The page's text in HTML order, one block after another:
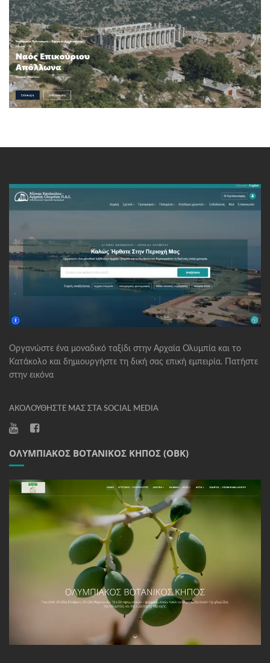
Οργανώστε ένα μοναδικό ταξίδι στην Αρχαία Ολυμπία και το
Κατάκολο και δημιουργήστε τη δική σας επική εμπειρία. Πατήστε
στην εικόνα
ΑΚΟΛΟΥΘΉΣΤΕ ΜΑΣ ΣΤΑ SOCIAL MEDIA
ΟΛΥΜΠΙΑΚΌΣ ΒΟΤΑΝΙΚΌΣ ΚΉΠΟΣ (ΟΒΚ)